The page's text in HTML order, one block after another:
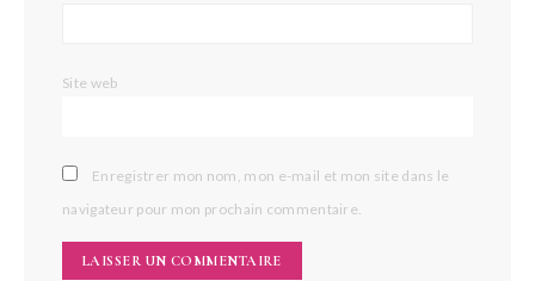
Site web
Enregistrer mon nom, mon e-mail et mon site dans le
navigateur pour mon prochain commentaire.